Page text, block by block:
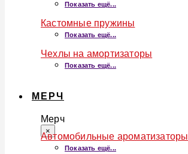
Показать ещё...
Кастомные пружины
Показать ещё...
Чехлы на амортизаторы
Показать ещё...
МЕРЧ
Мерч
×
Автомобильные ароматизаторы
Показать ещё...